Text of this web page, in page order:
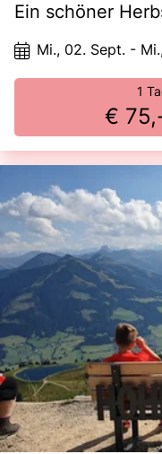
Mi., 02. Sept. -
1
€